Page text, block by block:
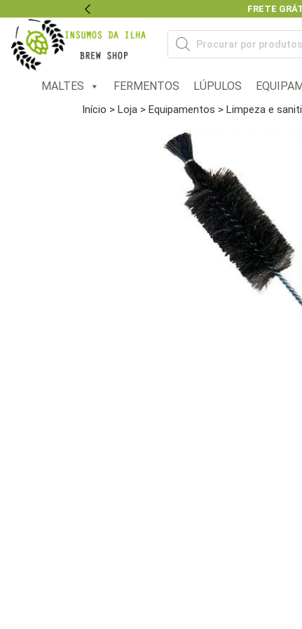
FRETE
Previous
Pesquisar
produtos
MALTES FERMENTOS LÚPULOS
Início > Loja > Equipamentos > Limpeza e